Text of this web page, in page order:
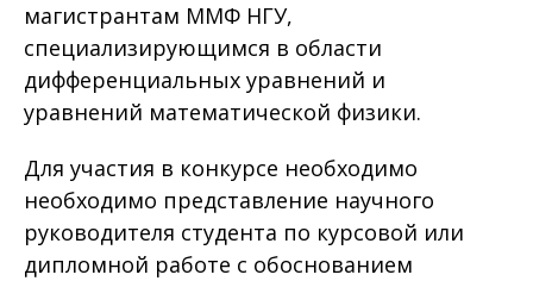
магистрантам ММФ НГУ,
специализирующимся в области
дифференциальных уравнений и
уравнений математической физики.
Для участия в конкурсе необходимо
необходимо представление научного
руководителя студента по курсовой или
дипломной работе с обоснованием